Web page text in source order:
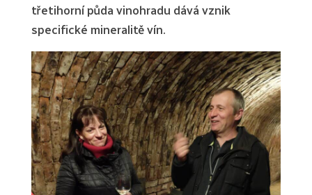
třetihorní půda vinohradu dává vznik
specifické mineralitě vín.